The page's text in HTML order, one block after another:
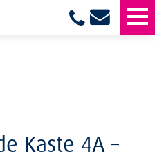
Kaste 4A –